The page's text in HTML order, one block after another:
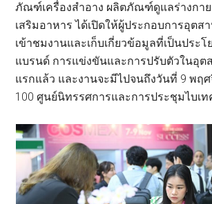
ภัณฑ์เครื่องสำอาง ผลิตภัณฑ์ดูแลร่างกา
เสริมอาหาร ได้เปิดให้ผู้ประกอบการอุตส
เข้าชมงานและเก็บเกี่ยวข้อมูลที่เป็นประ
แบรนด์ การแข่งขันและการปรับตัวในอุต
แรกแล้ว และงานจะมีไปจนถึงวันที่ 9 พฤ
100 ศูนย์นิทรรศการและการประชุมไบเท